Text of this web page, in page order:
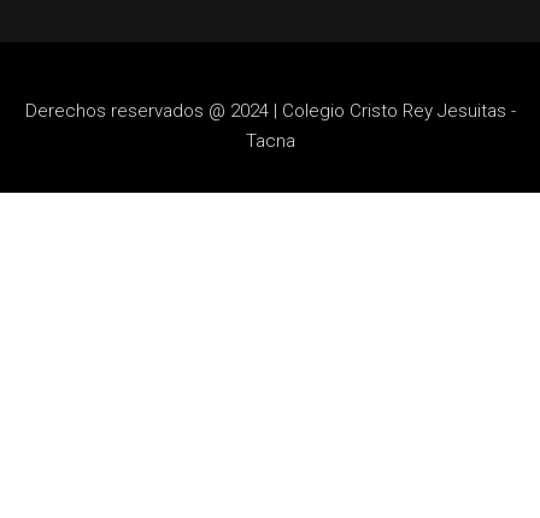
Derechos reservados @ 2024 | Colegio Cristo Rey Jesuitas -
Tacna